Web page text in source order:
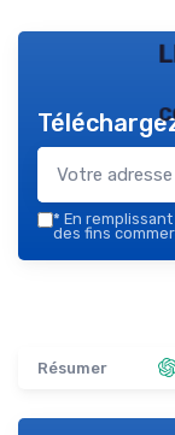
* En
des fins
Résumer